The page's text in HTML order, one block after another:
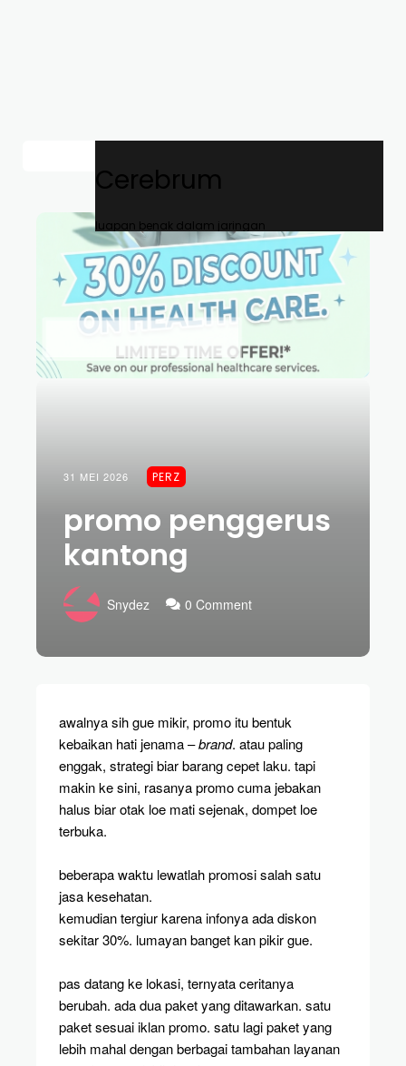
Cerebrum
luapan benak dalam jaringan
31 MEI 2026 PERZ
promo penggerus
kantong
Snydez 0 Comment
awalnya sih gue mikir, promo itu bentuk
kebaikan hati jenama –brand. atau paling
enggak, strategi biar barang cepet laku. tapi
makin ke sini, rasanya promo cuma jebakan
halus biar otak loe mati sejenak, dompet loe
terbuka.
beberapa waktu lewatlah promosi salah satu
jasa kesehatan.
kemudian tergiur karena infonya ada diskon
sekitar 30%. lumayan banget kan pikir gue.
pas datang ke lokasi, ternyata ceritanya
berubah. ada dua paket yang ditawarkan. satu
paket sesuai iklan promo. satu lagi paket yang
lebih mahal dengan berbagai tambahan layanan